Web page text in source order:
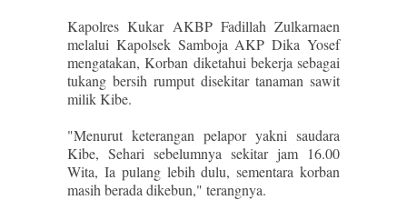
Kapolres Kukar AKBP Fadillah Zulkarnaen
melalui Kapolsek Samboja AKP Dika Yosef
mengatakan, Korban diketahui bekerja sebagai
tukang bersih rumput disekitar tanaman sawit
milik Kibe.
"Menurut keterangan pelapor yakni saudara
Kibe, Sehari sebelumnya sekitar jam 16.00
Wita, Ia pulang lebih dulu, sementara korban
masih berada dikebun," terangnya.